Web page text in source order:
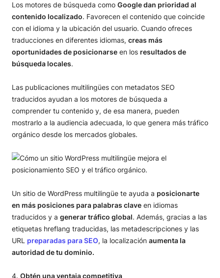
Los motores de búsqueda como Google dan prioridad al
contenido localizado. Favorecen el contenido que coincide
con el idioma y la ubicación del usuario. Cuando ofreces
traducciones en diferentes idiomas, creas más
oportunidades de posicionarse en los resultados de
búsqueda locales.
Las publicaciones multilingües con metadatos SEO
traducidos ayudan a los motores de búsqueda a
comprender tu contenido y, de esa manera, pueden
mostrarlo a la audiencia adecuada, lo que genera más tráfico
orgánico desde los mercados globales.
Un sitio de WordPress multilingüe te ayuda a posicionarte
en más posiciones para palabras clave en idiomas
traducidos y a generar tráfico global. Además, gracias a las
etiquetas hreflang traducidas, las metadescripciones y las
URL preparadas para SEO, la localización aumenta la
autoridad de tu dominio.
Obtén una ventaja competitiva